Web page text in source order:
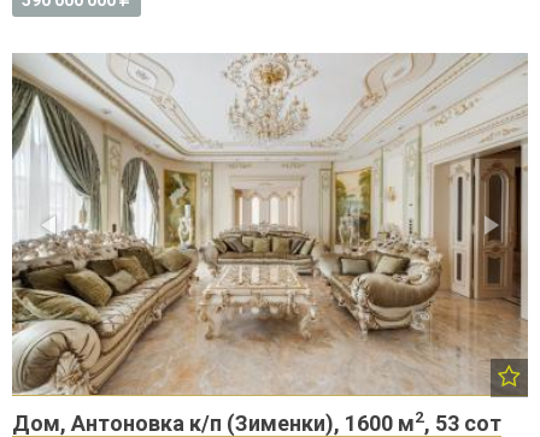
Дом, Антоновка к/п (Зименки), 1600 м2, 53 сот